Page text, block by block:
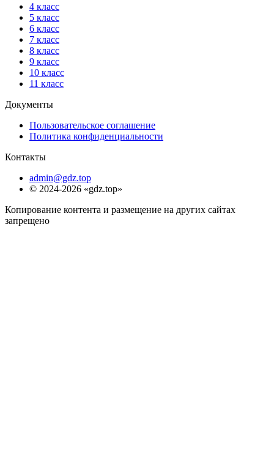
4 класс
5 класс
6 класс
7 класс
8 класс
9 класс
10 класс
11 класс
Документы
Пользовательское соглашение
Политика конфиденциальности
Контакты
admin@gdz.top
© 2024-2026 «gdz.top»
Копирование контента и размещение на других сайтах
запрещено